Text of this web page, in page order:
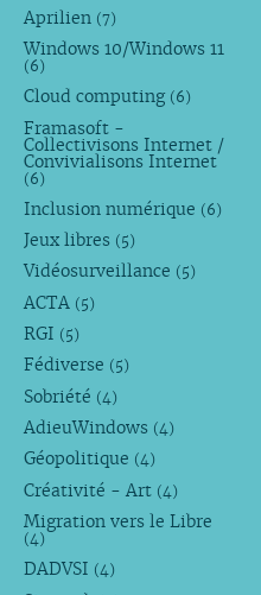
Aprilien (7)
Windows 10/Windows 11
(6)
Cloud computing (6)
Framasoft -
Collectivisons Internet /
Convivialisons Internet
(6)
Inclusion numérique (6)
Jeux libres (5)
Vidéosurveillance (5)
ACTA (5)
RGI (5)
Fédiverse (5)
Sobriété (4)
AdieuWindows (4)
Géopolitique (4)
Créativité - Art (4)
Migration vers le Libre
(4)
DADVSI (4)